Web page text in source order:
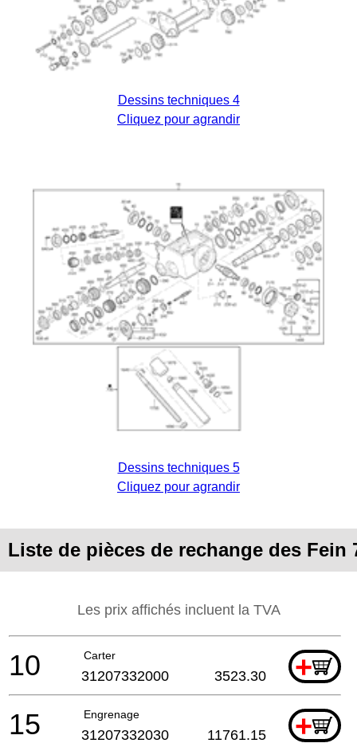
Dessins techniques 4
Cliquez pour agrandir
Dessins techniques 5
Cliquez pour agrandir
Liste de pièces de rechange des Fein
Les prix affichés incluent la TVA
Carter +
10 31207332000 3523.30
Engrenage +
15 31207332030 11761.15